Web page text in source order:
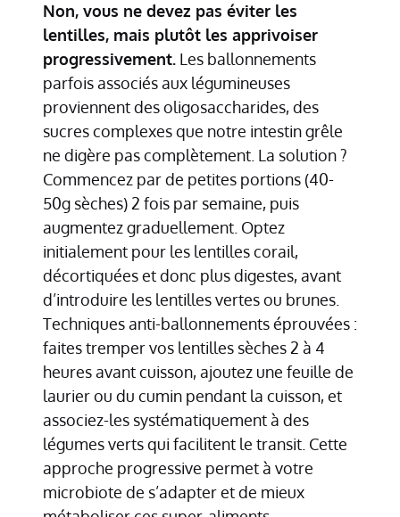
Non, vous ne devez pas éviter les
lentilles, mais plutôt les apprivoiser
progressivement. Les ballonnements
parfois associés aux légumineuses
proviennent des oligosaccharides, des
sucres complexes que notre intestin grêle
ne digère pas complètement. La solution ?
Commencez par de petites portions (40-
50g sèches) 2 fois par semaine, puis
augmentez graduellement. Optez
initialement pour les lentilles corail,
décortiquées et donc plus digestes, avant
d’introduire les lentilles vertes ou brunes.
Techniques anti-ballonnements éprouvées :
faites tremper vos lentilles sèches 2 à 4
heures avant cuisson, ajoutez une feuille de
laurier ou du cumin pendant la cuisson, et
associez-les systématiquement à des
légumes verts qui facilitent le transit. Cette
approche progressive permet à votre
microbiote de s’adapter et de mieux